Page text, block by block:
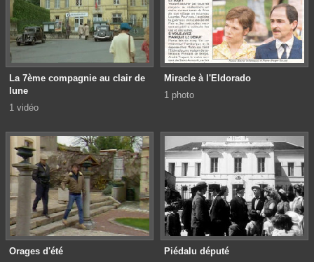
La 7ème compagnie au clair de
lune
1 vidéo
Miracle à l'Eldorado
1 photo
Orages d'été
Piédalu député